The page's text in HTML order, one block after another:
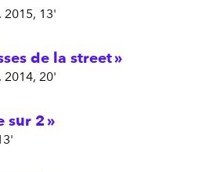
2015, 13'
de la street
2014, 20'
sur 2